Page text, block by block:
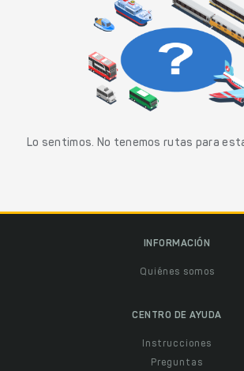
Lo sentimos. No tenemos rutas para
INFORMACIÓN
Quiénes somos
CENTRO DE AYUDA
Instrucciones
Preguntas